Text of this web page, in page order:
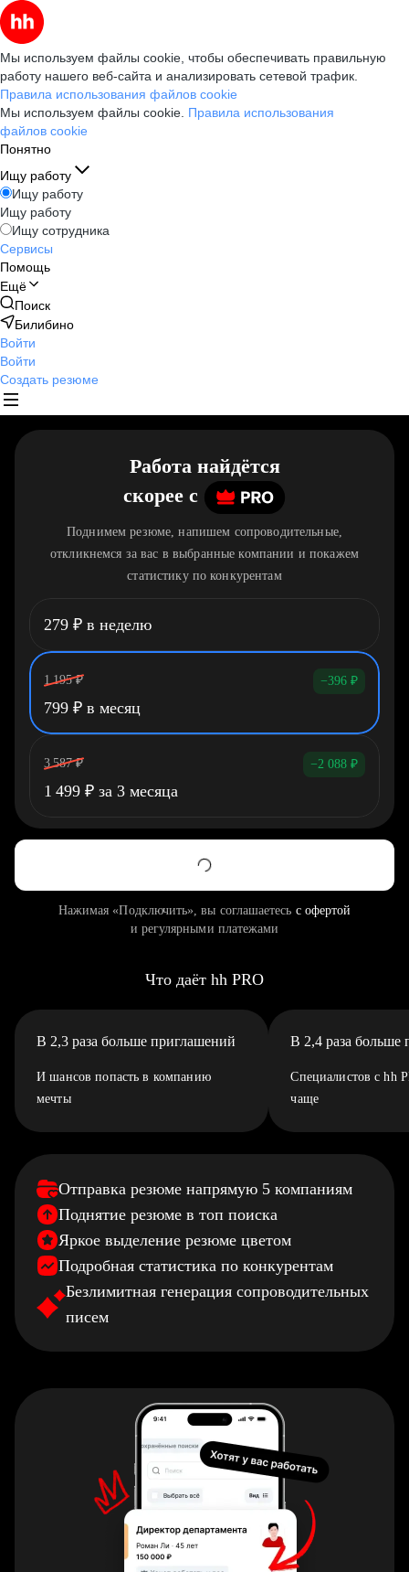
Мы используем файлы cookie, чтобы обеспечивать правильную
работу нашего веб-сайта и анализировать сетевой трафик.
Правила использования файлов cookie
Мы используем файлы cookie. Правила использования
файлов cookie
Понятно
Ищу работу
Ищу работу
Ищу работу
Ищу сотрудника
Сервисы
Помощь
Ещё
Поиск
Билибино
Войти
Войти
Создать резюме
Работа найдётся
скорее c
Поднимем резюме, напишем сопроводительные,
откликнемся за вас в выбранные компании и покажем
статистику по конкурентам
279 ₽ в неделю
1 195 ₽ −396 ₽
799 ₽ в месяц
3 587 ₽ −2 088 ₽
1 499 ₽ за 3 месяца
Нажимая «Подключить», вы соглашаетесь с офертой
и регулярными платежами
Что даёт hh PRO
В 2,3 раза больше приглашений
И шансов попасть в компанию
мечты
В 2,4 раза больше
Специалистов с hh
чаще
Отправка резюме напрямую 5 компаниям
Поднятие резюме в топ поиска
Яркое выделение резюме цветом
Подробная статистика по конкурентам
Безлимитная генерация сопроводительных
писем